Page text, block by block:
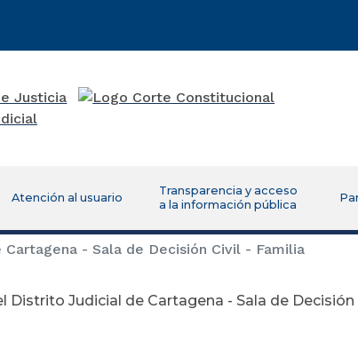
Atención al usuario
Transparencia y acceso
a la información pública
- Sala de Decisión Civil - Familia
Distrito Judicial de Cartagena - Sala de Decisión